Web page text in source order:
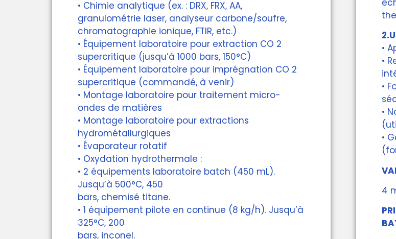
• Chimie analytique (ex. : DRX, FRX, AA,
granulométrie laser, analyseur carbone/soufre,
chromatographie ionique, FTIR, etc.)
• Équipement laboratoire pour extraction CO 2
supercritique (jusqu’à 1000 bars, 150°C)
• Équipement laboratoire pour imprégnation CO 2
supercritique (commandé, à venir)
• Montage laboratoire pour traitement micro-
ondes de matières
• Montage laboratoire pour extractions
hydrométallurgiques
• Évaporateur rotatif
• Oxydation hydrothermale :
• 2 équipements laboratoire batch (450 mL).
Jusqu’à 500°C, 450
bars, chemisé titane.
• 1 équipement pilote en continue (8 kg/h). Jusqu’à
325°C, 200
bars, inconel.
•
•
•
•
•
4